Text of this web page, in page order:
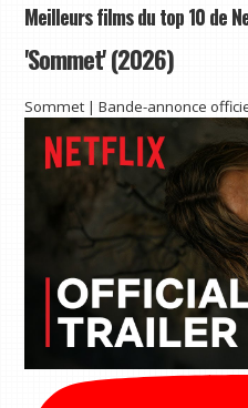
Meilleurs films du top 10 de
'Sommet' (2026)
Sommet | Bande-annonce